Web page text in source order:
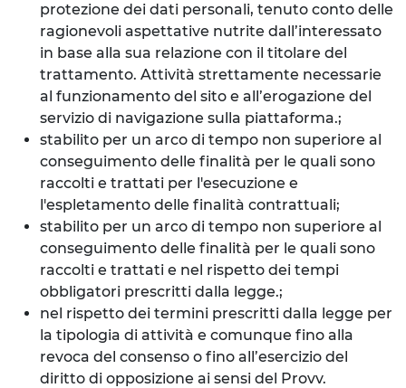
protezione dei dati personali, tenuto conto delle
ragionevoli aspettative nutrite dall’interessato
in base alla sua relazione con il titolare del
trattamento. Attività strettamente necessarie
al funzionamento del sito e all’erogazione del
servizio di navigazione sulla piattaforma.;
stabilito per un arco di tempo non superiore al
conseguimento delle finalità per le quali sono
raccolti e trattati per l'esecuzione e
l'espletamento delle finalità contrattuali;
stabilito per un arco di tempo non superiore al
conseguimento delle finalità per le quali sono
raccolti e trattati e nel rispetto dei tempi
obbligatori prescritti dalla legge.;
nel rispetto dei termini prescritti dalla legge per
la tipologia di attività e comunque fino alla
revoca del consenso o fino all’esercizio del
diritto di opposizione ai sensi del Provv.